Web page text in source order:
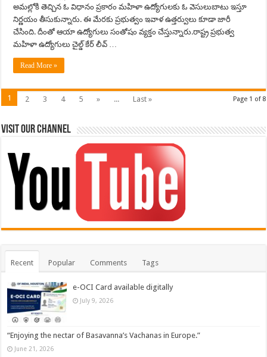
అమల్లోకి తెచ్చిన ఓ విధానం ప్రకారం మహిళా ఉద్యోగులకు ఓ వెసులుబాటు ఇస్తూ
నిర్ణయం తీసుకున్నారు. ఈ మేరకు ప్రభుత్వం ఇవాళ ఉత్తర్వులు కూడా జారీ
చేసింది. దీంతో ఆయా ఉద్యోగులు సంతోషం వ్యక్తం చేస్తున్నారు.రాష్ట్ర ప్రభుత్వ
మహిళా ఉద్యోగులు చైల్డ్ కేర్ లీవ్ …
Read More »
Page 1 of 8
1 2 3 4 5 » ... Last »
Visit Our Channel
Recent Popular Comments Tags
e-OCI Card available digitally
July 9, 2026
“Enjoying the nectar of Basavanna’s Vachanas in Europe.”
June 21, 2026